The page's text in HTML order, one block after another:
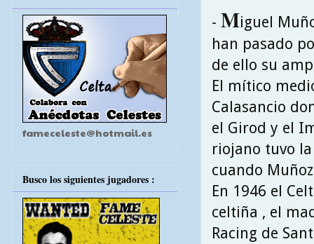
- Miguel
han pasado
de ello su
El mítico
Calasancio
el Girod y el
riojano tuvo
cuando
En 1946 el
celtiña , el
Racing de
fameceleste@hotmail.es
Busco los siguientes jugadores :